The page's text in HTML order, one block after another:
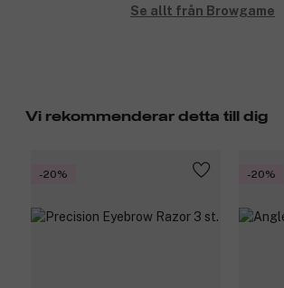
Se allt från Browgame
Vi rekommenderar detta till dig
-20% -20%